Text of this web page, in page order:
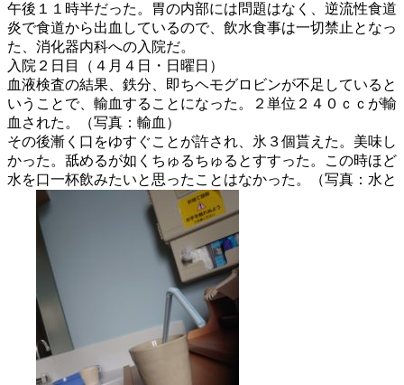
午後１１時半だった。胃の内部には問題はなく、逆流性食道
炎で食道から出血しているので、飲水食事は一切禁止となっ
た、消化器内科への入院だ。
入院２日目（４月４日・日曜日）
血液検査の結果、鉄分、即ちヘモグロビンが不足していると
いうことで、輸血することになった。２単位２４０ｃｃが輸
血された。（写真：輸血）
その後漸く口をゆすぐことが許され、氷３個貰えた。美味し
かった。舐めるが如くちゅるちゅるとすすった。この時ほど
水を口一杯飲みたいと思ったことはなかった。（写真：水と